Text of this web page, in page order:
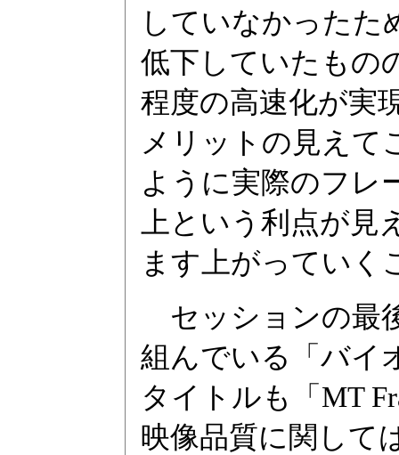
していなかったた
低下していたもの
程度の高速化が実
メリットの見えて
ように実際のフレ
上という利点が
ます上がっていく
セッションの最
組んでいる「バイ
タイトルも「MT
映像品質に関して